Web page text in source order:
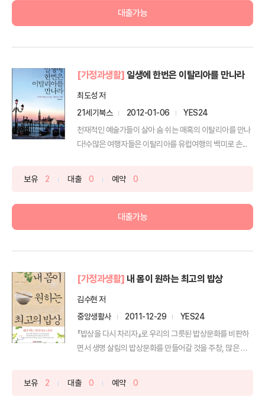
대출가능
[가정과생활] 일생에 한번은 이탈리아를 만나라
최도성 저
21세기북스
2012-01-06
YES24
천재적인 예술가들이 살아 숨 쉬는 매혹의 이탈리아를 만나
다!수많은 여행자들은 이탈리아를 유럽여행의 백미로 손...
보유 2 대출 0 예약 0
대출가능
[가정과생활] 내 몸이 원하는 최고의 밥상
김수현 저
중앙생활사
2011-12-29
YES24
『밥상을 다시 차리자』로 우리의 그릇된 밥상문화를 비판하
면서 생명 살림의 밥상문화를 만들어갈 것을 주창, 많은 사
보유 2 대출 0 예약 0